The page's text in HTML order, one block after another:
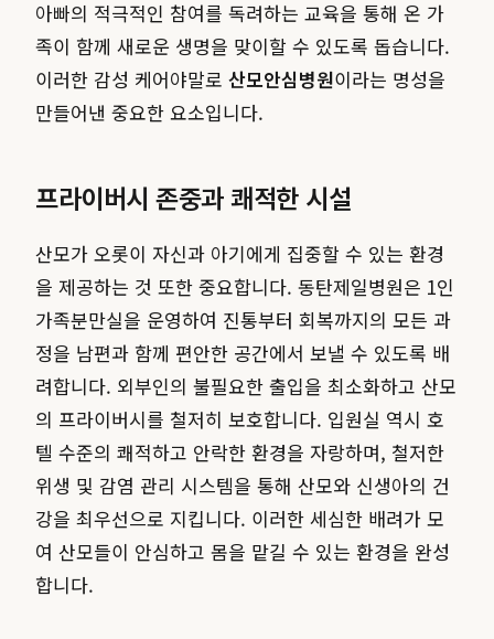
아빠의 적극적인 참여를 독려하는 교육을 통해 온 가
족이 함께 새로운 생명을 맞이할 수 있도록 돕습니다.
이러한 감성 케어야말로 산모안심병원이라는 명성을
만들어낸 중요한 요소입니다.
프라이버시 존중과 쾌적한 시설
산모가 오롯이 자신과 아기에게 집중할 수 있는 환경
을 제공하는 것 또한 중요합니다. 동탄제일병원은 1인
가족분만실을 운영하여 진통부터 회복까지의 모든 과
정을 남편과 함께 편안한 공간에서 보낼 수 있도록 배
려합니다. 외부인의 불필요한 출입을 최소화하고 산모
의 프라이버시를 철저히 보호합니다. 입원실 역시 호
텔 수준의 쾌적하고 안락한 환경을 자랑하며, 철저한
위생 및 감염 관리 시스템을 통해 산모와 신생아의 건
강을 최우선으로 지킵니다. 이러한 세심한 배려가 모
여 산모들이 안심하고 몸을 맡길 수 있는 환경을 완성
합니다.